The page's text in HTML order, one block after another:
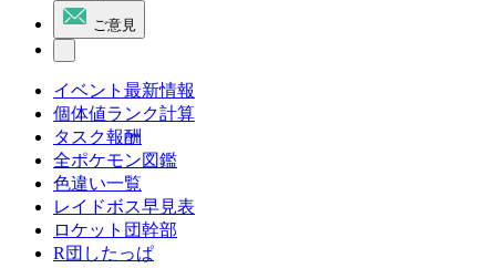
ご意見
イベント最新情報
個体値ランク計算
タスク報酬
全ポケモン図鑑
色違い一覧
レイドボス早見表
ロケット団幹部
R団したっぱ